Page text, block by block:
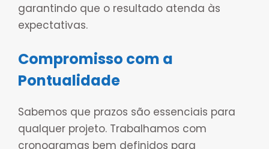
garantindo que o resultado atenda às
expectativas.
Compromisso com a
Pontualidade
Sabemos que prazos são essenciais para
qualquer projeto. Trabalhamos com
cronogramas bem definidos para